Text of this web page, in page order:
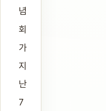
념
회
가
지
난
7